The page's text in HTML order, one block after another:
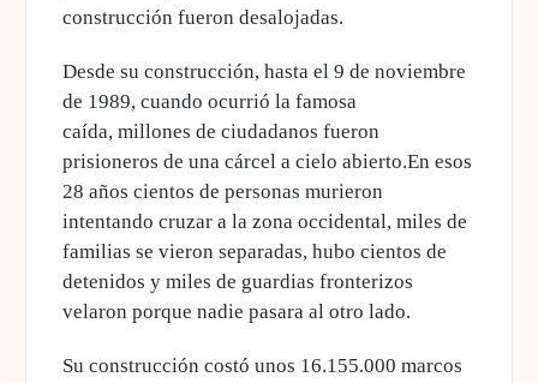
construcción fueron desalojadas.
Desde su construcción, hasta el 9 de noviembre
de 1989, cuando ocurrió la famosa
caída, millones de ciudadanos fueron
prisioneros de una cárcel a cielo abierto.En esos
28 años cientos de personas murieron
intentando cruzar a la zona occidental, miles de
familias se vieron separadas, hubo cientos de
detenidos y miles de guardias fronterizos
velaron porque nadie pasara al otro lado.
Su construcción costó unos 16.155.000 marcos